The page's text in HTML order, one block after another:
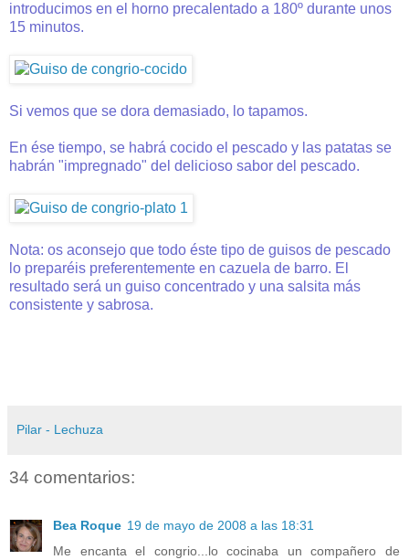
introducimos en el horno precalentado a 180º durante unos
15 minutos.
Si vemos que se dora demasiado, lo tapamos.
En ése tiempo, se habrá cocido el pescado y las patatas se
habrán "impregnado" del delicioso sabor del pescado.
Nota: os aconsejo que todo éste tipo de guisos de pescado
lo preparéis preferentemente en cazuela de barro. El
resultado será un guiso concentrado y una salsita más
consistente y sabrosa.
Pilar - Lechuza
34 comentarios:
Bea Roque 19 de mayo de 2008 a las 18:31
Me encanta el congrio...lo cocinaba un compañero de